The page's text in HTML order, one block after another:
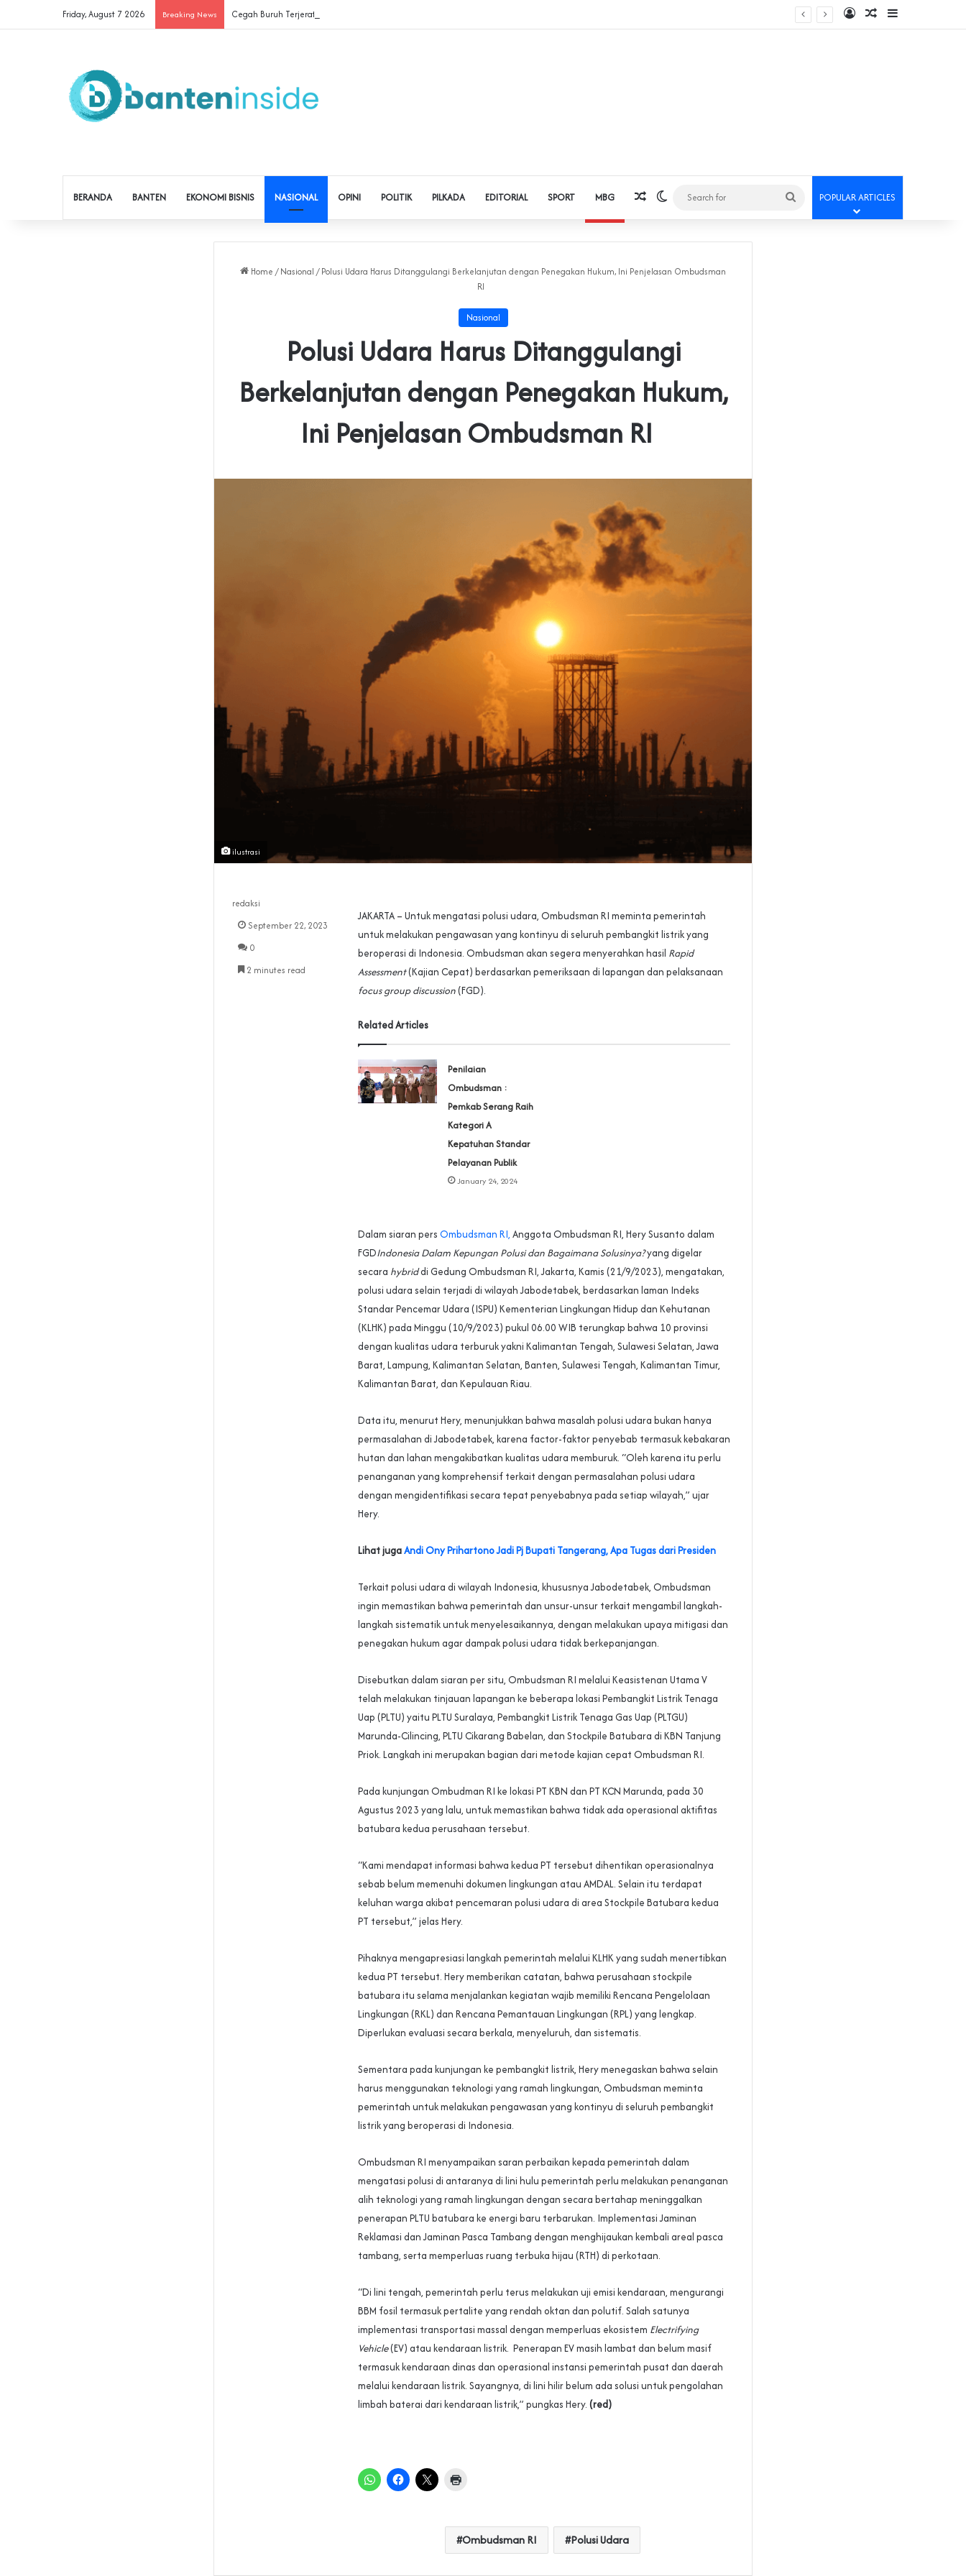
Friday, August 7 2026 Breaking News Cegah Buruh Terjerat Judol dan Pinjol, Polda Banten Gandeng SPSI Perkuat Literasi Digital Log InRandom Article
Sidebar
BERANDA BANTEN EKONOMI BISNIS NASIONAL OPINI POLITIK PILKADA EDITORIAL SPORT MBG Random Article
Switch skin
Search
for
POPULAR ARTICLES
Home / Nasional / Polusi Udara Harus Ditanggulangi Berkelanjutan dengan Penegakan Hukum, Ini Penjelasan Ombudsman
RI
Nasional
Polusi Udara Harus Ditanggulangi
Berkelanjutan dengan Penegakan Hukum,
Ini Penjelasan Ombudsman RI
ilustrasi
JAKARTA – Untuk mengatasi polusi udara, Ombudsman RI meminta pemerintah
untuk melakukan pengawasan yang kontinyu di seluruh pembangkit listrik yang
beroperasi di Indonesia. Ombudsman akan segera menyerahkan hasil Rapid
Assessment(Kajian Cepat) berdasarkan pemeriksaan di lapangan dan pelaksanaan
focus group discussion(FGD).
Related Articles
Penilaian
Ombudsman :
Pemkab Serang Raih
Kategori A
Kepatuhan Standar
Pelayanan Publik
January 24, 2024
Dalam siaran pers Ombudsman RI, Anggota Ombudsman RI, Hery Susanto dalam
FGDIndonesia Dalam Kepungan Polusi dan Bagaimana Solusinya?yang digelar
secara hybriddi Gedung Ombudsman RI, Jakarta, Kamis (21/9/2023), mengatakan,
polusi udara selain terjadi di wilayah Jabodetabek, berdasarkan laman Indeks
Standar Pencemar Udara (ISPU) Kementerian Lingkungan Hidup dan Kehutanan
(KLHK) pada Minggu (10/9/2023) pukul 06.00 WIB terungkap bahwa 10 provinsi
dengan kualitas udara terburuk yakni Kalimantan Tengah, Sulawesi Selatan, Jawa
Barat, Lampung, Kalimantan Selatan, Banten, Sulawesi Tengah, Kalimantan Timur,
Kalimantan Barat, dan Kepulauan Riau.
Data itu, menurut Hery, menunjukkan bahwa masalah polusi udara bukan hanya
permasalahan di Jabodetabek, karena factor-faktor penyebab termasuk kebakaran
hutan dan lahan mengakibatkan kualitas udara memburuk. “Oleh karena itu perlu
penanganan yang komprehensif terkait dengan permasalahan polusi udara
dengan mengidentifikasi secara tepat penyebabnya pada setiap wilayah,” ujar
Hery.
Lihat jugaAndi Ony Prihartono Jadi Pj Bupati Tangerang, Apa Tugas dari Presiden
Terkait polusi udara di wilayah Indonesia, khususnya Jabodetabek, Ombudsman
ingin memastikan bahwa pemerintah dan unsur-unsur terkait mengambil langkah-
langkah sistematik untuk menyelesaikannya, dengan melakukan upaya mitigasi dan
penegakan hukum agar dampak polusi udara tidak berkepanjangan.
Disebutkan dalam siaran per situ, Ombudsman RI melalui Keasistenan Utama V
telah melakukan tinjauan lapangan ke beberapa lokasi Pembangkit Listrik Tenaga
Uap (PLTU) yaitu PLTU Suralaya, Pembangkit Listrik Tenaga Gas Uap (PLTGU)
Marunda-Cilincing, PLTU Cikarang Babelan, dan Stockpile Batubara di KBN Tanjung
Priok. Langkah ini merupakan bagian dari metode kajian cepat Ombudsman RI.
Pada kunjungan Ombudman RI ke lokasi PT KBN dan PT KCN Marunda, pada 30
Agustus 2023 yang lalu, untuk memastikan bahwa tidak ada operasional aktifitas
batubara kedua perusahaan tersebut.
“Kami mendapat informasi bahwa kedua PT tersebut dihentikan operasionalnya
sebab belum memenuhi dokumen lingkungan atau AMDAL. Selain itu terdapat
keluhan warga akibat pencemaran polusi udara di area Stockpile Batubara kedua
PT tersebut,” jelas Hery.
Pihaknya mengapresiasi langkah pemerintah melalui KLHK yang sudah menertibkan
kedua PT tersebut. Hery memberikan catatan, bahwa perusahaan stockpile
batubara itu selama menjalankan kegiatan wajib memiliki Rencana Pengelolaan
Lingkungan (RKL) dan Rencana Pemantauan Lingkungan (RPL) yang lengkap.
Diperlukan evaluasi secara berkala, menyeluruh, dan sistematis.
Sementara pada kunjungan ke pembangkit listrik, Hery menegaskan bahwa selain
harus menggunakan teknologi yang ramah lingkungan, Ombudsman meminta
pemerintah untuk melakukan pengawasan yang kontinyu di seluruh pembangkit
listrik yang beroperasi di Indonesia.
Ombudsman RI menyampaikan saran perbaikan kepada pemerintah dalam
mengatasi polusi di antaranya di lini hulu pemerintah perlu melakukan penanganan
alih teknologi yang ramah lingkungan dengan secara bertahap meninggalkan
penerapan PLTU batubara ke energi baru terbarukan. Implementasi Jaminan
Reklamasi dan Jaminan Pasca Tambang dengan menghijaukan kembali areal pasca
tambang, serta memperluas ruang terbuka hijau (RTH) di perkotaan.
“Di lini tengah, pemerintah perlu terus melakukan uji emisi kendaraan, mengurangi
BBM fosil termasuk pertalite yang rendah oktan dan polutif. Salah satunya
implementasi transportasi massal dengan memperluas ekosistem Electrifying
Vehicle(EV) atau kendaraan listrik. Penerapan EV masih lambat dan belum masif
termasuk kendaraan dinas dan operasional instansi pemerintah pusat dan daerah
melalui kendaraan listrik. Sayangnya, di lini hilir belum ada solusi untuk pengolahan
limbah baterai dari kendaraan listrik,” pungkas Hery. (red)
Ombudsman RI Polusi Udara
redaksi
September 22, 2023
0
2 minutes read